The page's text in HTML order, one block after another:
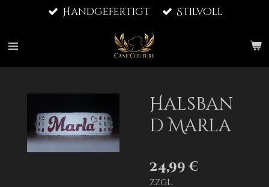
springen
Handgefertigt Stilvoll
Halsban
d Marla
24,99 €
zzgl.